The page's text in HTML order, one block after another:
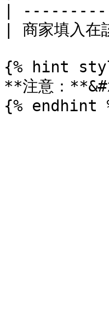
|
| 商家填入在
{% hint
**注意：